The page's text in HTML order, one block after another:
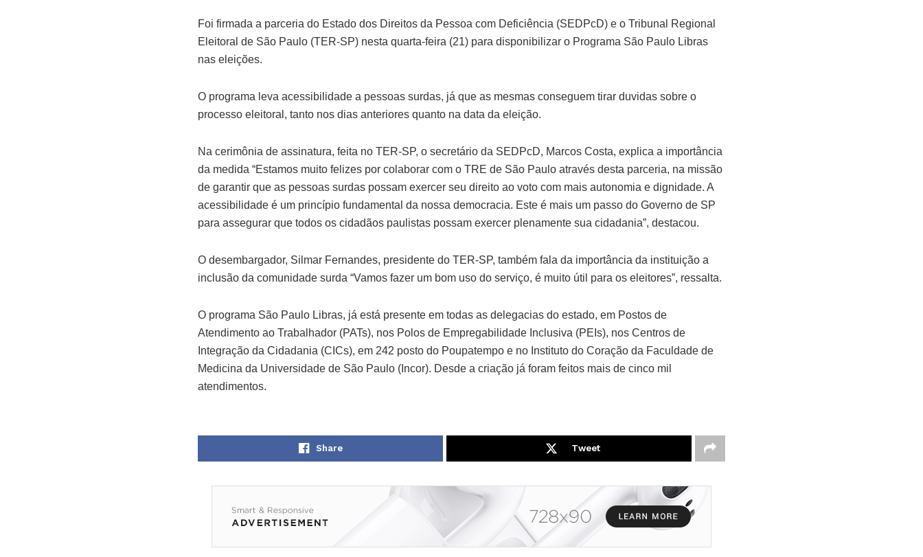
Foi firmada a parceria do Estado dos Direitos da Pessoa com Deficiência (SEDPcD) e o Tribunal Regional
Eleitoral de São Paulo (TER-SP) nesta quarta-feira (21) para disponibilizar o Programa São Paulo Libras
nas eleições.
O programa leva acessibilidade a pessoas surdas, já que as mesmas conseguem tirar duvidas sobre o
processo eleitoral, tanto nos dias anteriores quanto na data da eleição.
Na cerimônia de assinatura, feita no TER-SP, o secretário da SEDPcD, Marcos Costa, explica a importância
da medida “Estamos muito felizes por colaborar com o TRE de São Paulo através desta parceria, na missão
de garantir que as pessoas surdas possam exercer seu direito ao voto com mais autonomia e dignidade. A
acessibilidade é um princípio fundamental da nossa democracia. Este é mais um passo do Governo de SP
para assegurar que todos os cidadãos paulistas possam exercer plenamente sua cidadania”, destacou.
O desembargador, Silmar Fernandes, presidente do TER-SP, também fala da importância da instituição a
inclusão da comunidade surda “Vamos fazer um bom uso do serviço, é muito útil para os eleitores”, ressalta.
O programa São Paulo Libras, já está presente em todas as delegacias do estado, em Postos de
Atendimento ao Trabalhador (PATs), nos Polos de Empregabilidade Inclusiva (PEIs), nos Centros de
Integração da Cidadania (CICs), em 242 posto do Poupatempo e no Instituto do Coração da Faculdade de
Medicina da Universidade de São Paulo (Incor). Desde a criação já foram feitos mais de cinco mil
atendimentos.
Share Tweet